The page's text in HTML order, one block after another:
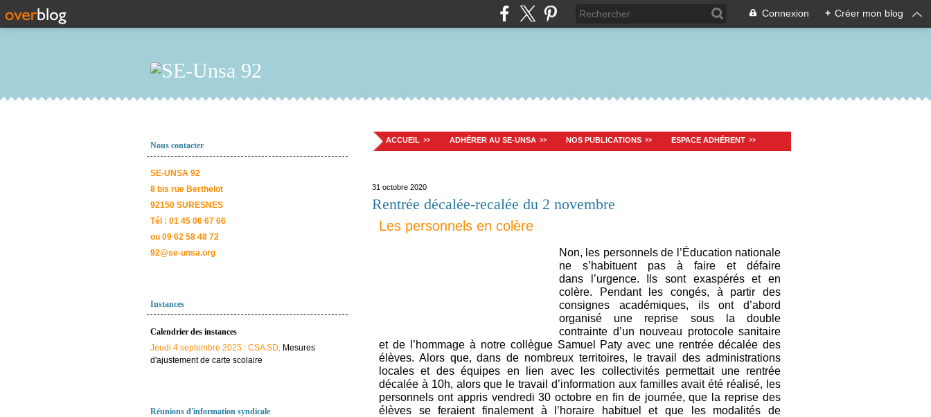
Connexion + Créer mon blog
Nous contacter
SE-UNSA 92
8 bis rue Berthelot
92150 SURESNES
Tél : 01 45 06 67 66
ou 09 62 58 48 72
92@se-unsa.org
Instances
Calendrier des instances
Jeudi 4 septembre 2025 : CSA SD. Mesures
d'ajustement de carte scolaire
Réunions d'information syndicale
ACCUEIL ADHÉRER AU SE-UNSA NOS PUBLICATIONS ESPACE ADHÉRENT
31 octobre 2020
Rentrée décalée-recalée du 2 novembre
Les personnels en colère
Non, les personnels de l’Éducation nationale
ne s’habituent pas à faire et défaire
dans l’urgence. Ils sont exaspérés et en
colère. Pendant les congés, à partir des
consignes académiques, ils ont d’abord
organisé une reprise sous la double
contrainte d’un nouveau protocole sanitaire
et de l’hommage à notre collègue Samuel Paty avec une rentrée décalée des
élèves. Alors que, dans de nombreux territoires, le travail des administrations
locales et des équipes en lien avec les collectivités permettait une rentrée
décalée à 10h, alors que le travail d’information aux familles avait été réalisé, les
personnels ont appris vendredi 30 octobre en fin de journée, que la reprise des
élèves se feraient finalement à l’horaire habituel et que les modalités de